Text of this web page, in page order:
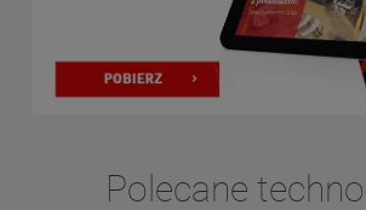
Polecane